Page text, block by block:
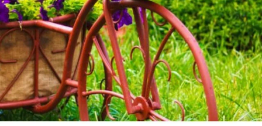
вредителей. На входе лучше сделать тамбур. Это
чтобы при открывании свободно не залетали
вредители. Что же касается разных культур, то тут
выхода нет и размещают их вместе довольно часто. С
южной стороны размещают более низкорослые
культуры — это перец, далее на север баклажан и
затем томат. Главный принцип, чтобы растения не
давали тень на соседей. По этому же принципу и в
ряду надо размещать так, чтобы листья соседей не